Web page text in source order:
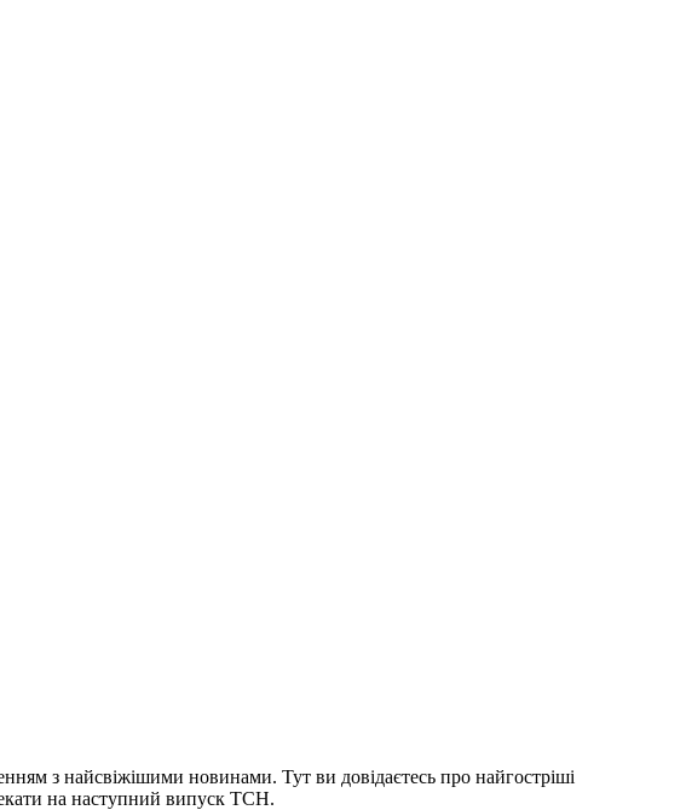
з найсвіжішими новинами. Тут ви довідаєтесь про найгостріші
на наступний випуск ТСН.